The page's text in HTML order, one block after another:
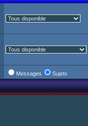
Messages Sujets